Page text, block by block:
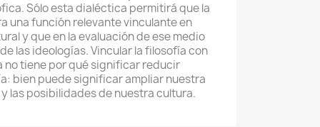
Sólo esta dialéctica permitirá que la
una función relevante vinculante en
y que en la evaluación de ese medio
las ideologías. Vincular la filosofía con
no tiene por qué significar reducir
bien puede significar ampliar nuestra
las posibilidades de nuestra cultura.